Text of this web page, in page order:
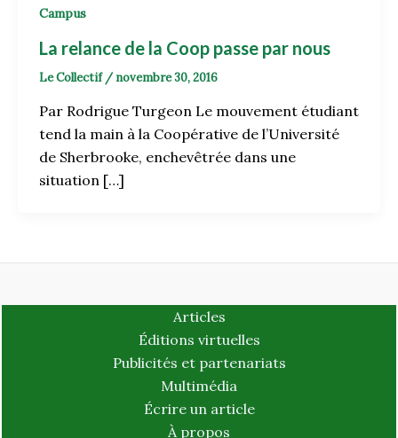
Campus
La relance de la Coop passe par nous
Le Collectif / novembre 30, 2016
Par Rodrigue Turgeon Le mouvement étudiant
tend la main à la Coopérative de l’Université
de Sherbrooke, enchevêtrée dans une
situation […]
Articles
Éditions virtuelles
Publicités et partenariats
Multimédia
Écrire un article
À propos